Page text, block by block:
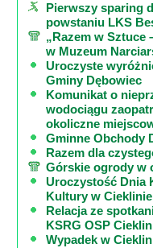
Pierwszy sparing
powstaniu LKS
„Razem w Sztuce
w Muzeum
Uroczyste
Gminy Dębowiec
Komunikat o
wodociągu
okoliczne
Gminne Obchody
Razem dla
Górskie ogrody w
Uroczystość Dnia
Kultury w Cieklinie
Relacja ze
KSRG OSP Cieklin
Wypadek w